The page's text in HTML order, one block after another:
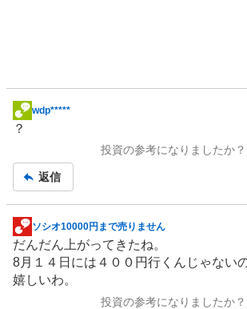
掲
示
事
wdp*****
？
投資の参考になりましたか？
返信
掲
示
板
記
ソシオ10000円まで売りません
だんだん上がってきたね。
8月１４日には４００円行くんじゃない
嬉しいわ。
投資の参考になりましたか？